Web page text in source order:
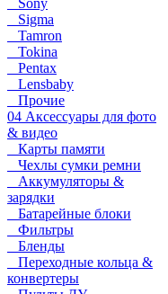
Sony
Sigma
Tamron
Tokina
Pentax
Lensbaby
Прочие
04 Аксессуары для фото
& видео
Карты памяти
Чехлы сумки ремни
Аккумуляторы &
зарядки
Батарейные блоки
Фильтры
Бленды
Переходные кольца &
конвертеры